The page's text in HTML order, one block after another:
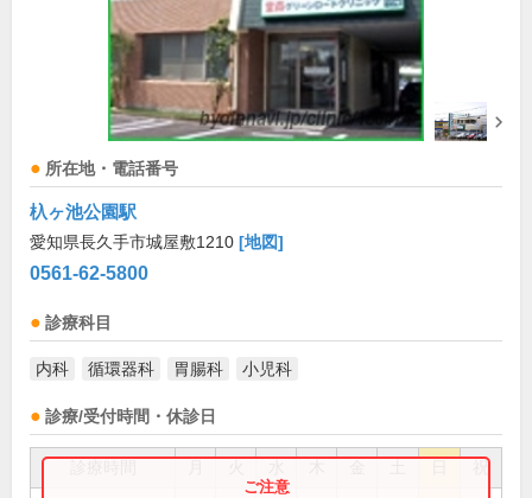
所在地・電話番号
杁ヶ池公園駅
愛知県長久手市城屋敷1210 [地図]
0561-62-5800
診療科目
内科 循環器科 胃腸科 小児科
診療/受付時間・休診日
祝